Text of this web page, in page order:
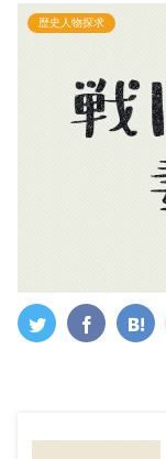
歴史人物探求